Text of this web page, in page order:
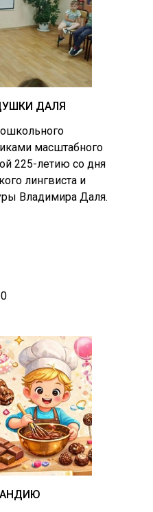
ДАЛЯ
масштабного
225-летию со дня
лингвиста и
Владимира Даля.